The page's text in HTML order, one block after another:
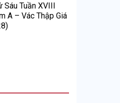
Sáu Tuần XVIII
A – Vác Thập Giá